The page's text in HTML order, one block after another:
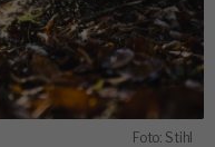
Foto: Stihl